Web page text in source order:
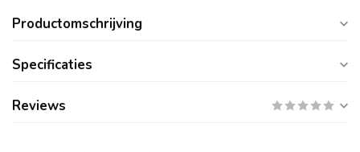
Productomschrijving
Specificaties
Reviews